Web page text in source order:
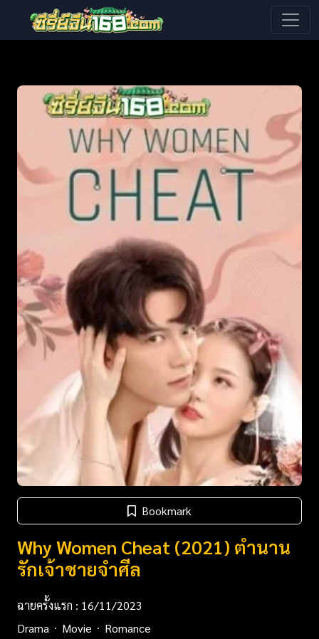
Bookmark
Why Women Cheat (2021) ตำนาน
รักเจ้าชายจำศีล
ฉายครั้งแรก : 16/11/2023
Drama
Movie Romance